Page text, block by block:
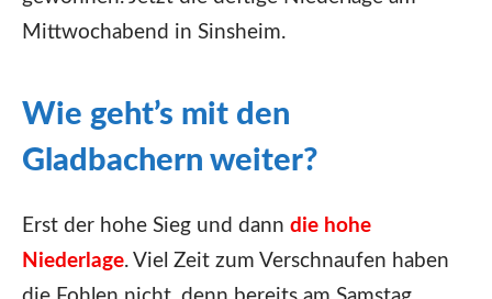
Mittwochabend in Sinsheim.
Wie geht’s mit den
Gladbachern weiter?
Erst der hohe Sieg und dann die hohe
Niederlage. Viel Zeit zum Verschnaufen haben